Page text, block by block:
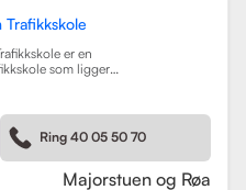
Trafikkskole
er en
som ligger
og har raskt blitt
kvalitet på
instruktørene er
fra Nord
Met Universitet, noe
Ring 40 05 50 70
Majorstuen og Røa